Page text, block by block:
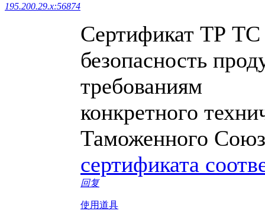
195.200.29.x:56874
Сертификат ТР
безопасность
требованиям
конкретного
Таможенного
сертификата
回复
使用道具